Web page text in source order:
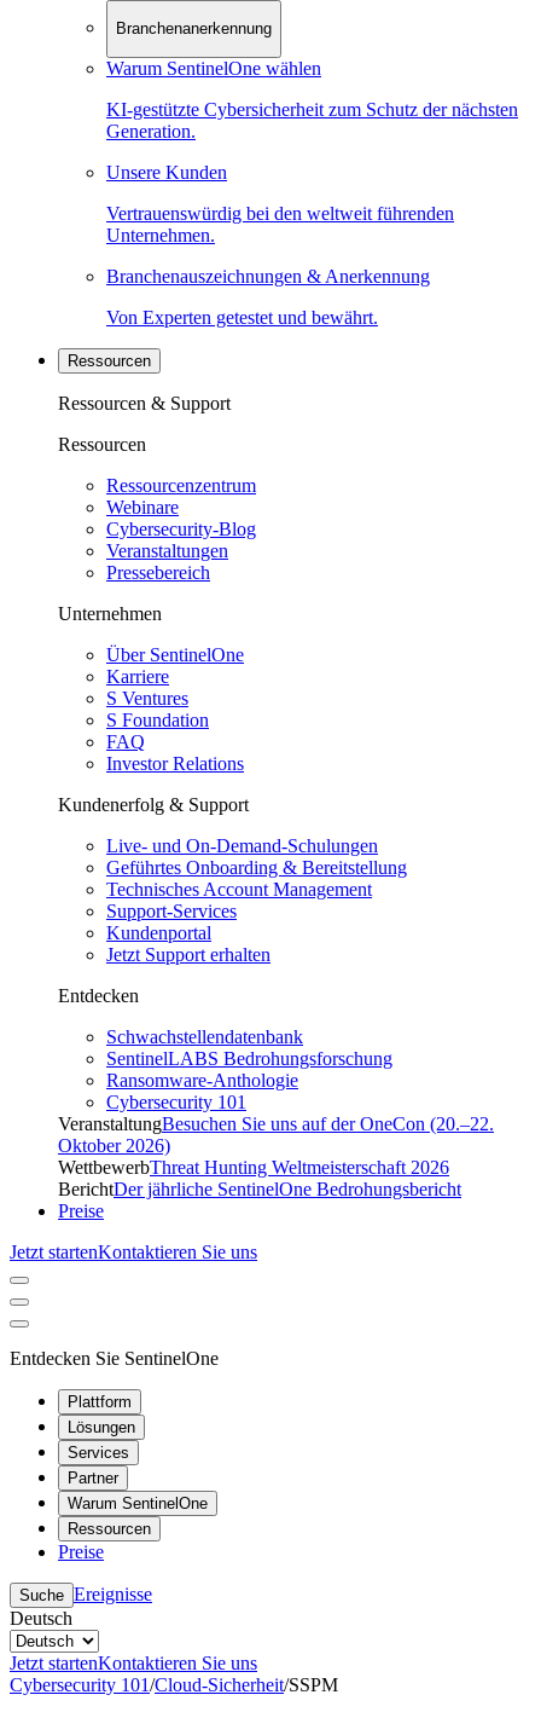
Branchenanerkennung
Warum SentinelOne wählen
KI-gestützte Cybersicherheit zum Schutz der nächsten
Generation.
Unsere Kunden
Vertrauenswürdig bei den weltweit führenden
Unternehmen.
Branchenauszeichnungen & Anerkennung
Von Experten getestet und bewährt.
Ressourcen
Ressourcen & Support
Ressourcen
Ressourcenzentrum
Webinare
Cybersecurity-Blog
Veranstaltungen
Pressebereich
Unternehmen
Über SentinelOne
Karriere
S Ventures
S Foundation
FAQ
Investor Relations
Kundenerfolg & Support
Live- und On-Demand-Schulungen
Geführtes Onboarding & Bereitstellung
Technisches Account Management
Support-Services
Kundenportal
Jetzt Support erhalten
Entdecken
Schwachstellendatenbank
SentinelLABS Bedrohungsforschung
Ransomware-Anthologie
Cybersecurity 101
VeranstaltungBesuchen Sie uns auf der OneCon (20.–22.
Oktober 2026)
WettbewerbThreat Hunting Weltmeisterschaft 2026
BerichtDer jährliche SentinelOne Bedrohungsbericht
Preise
Jetzt startenKontaktieren Sie uns
Entdecken Sie SentinelOne
Plattform
Lösungen
Services
Partner
Warum SentinelOne
Ressourcen
Preise
Suche Ereignisse
Deutsch
Jetzt startenKontaktieren Sie uns
Cybersecurity 101/Cloud-Sicherheit/SSPM